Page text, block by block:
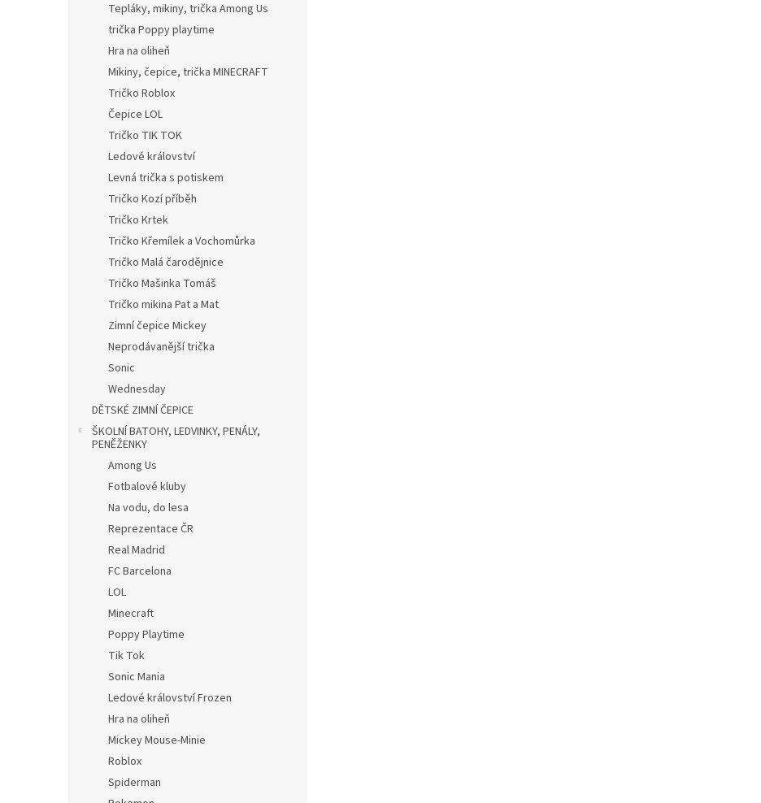
Tepláky, mikiny, trička Among Us
trička Poppy playtime
Hra na oliheň
Mikiny, čepice, trička MINECRAFT
Tričko Roblox
Čepice LOL
Tričko TIK TOK
Ledové království
Levná trička s potiskem
Tričko Kozí příběh
Tričko Krtek
Tričko Křemílek a Vochomůrka
Tričko Malá čarodějnice
Tričko Mašinka Tomáš
Tričko mikina Pat a Mat
Zimní čepice Mickey
Neprodávanější trička
Sonic
Wednesday
DĚTSKÉ ZIMNÍ ČEPICE
ŠKOLNÍ BATOHY, LEDVINKY, PENÁLY,
PENĚŽENKY
Among Us
Fotbalové kluby
Na vodu, do lesa
Reprezentace ČR
Real Madrid
FC Barcelona
LOL
Minecraft
Poppy Playtime
Tik Tok
Sonic Mania
Ledové království Frozen
Hra na oliheň
Mickey Mouse-Minie
Roblox
Spiderman